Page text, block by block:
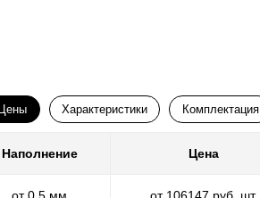
Цены Характеристики Комплектация
Наполнение Цена